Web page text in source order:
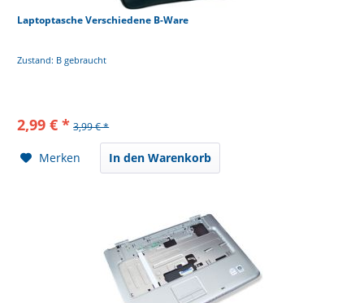
Laptoptasche Verschiedene B-Ware
Zustand: B gebraucht
2,99 € * 3,99 € *
Merken In den Warenkorb